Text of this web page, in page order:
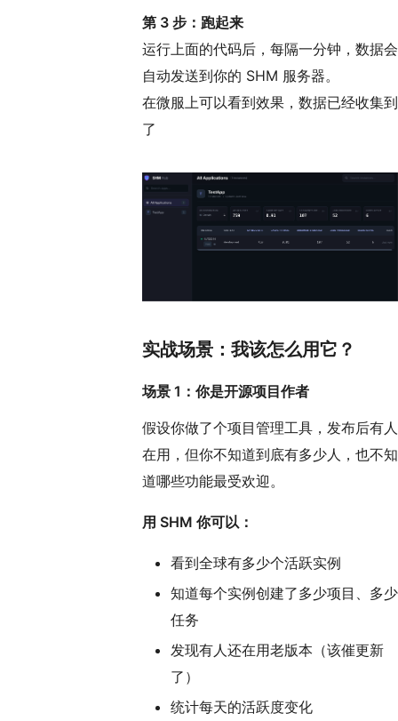
第 3 步：跑起来
运行上面的代码后，每隔一分钟，数据会
自动发送到你的 SHM 服务器。
在微服上可以看到效果，数据已经收集到
了
实战场景：我该怎么用它？
场景 1：你是开源项目作者
假设你做了个项目管理工具，发布后有人
在用，但你不知道到底有多少人，也不知
道哪些功能最受欢迎。
用 SHM 你可以：
看到全球有多少个活跃实例
知道每个实例创建了多少项目、多少
任务
发现有人还在用老版本（该催更新
了）
统计每天的活跃度变化